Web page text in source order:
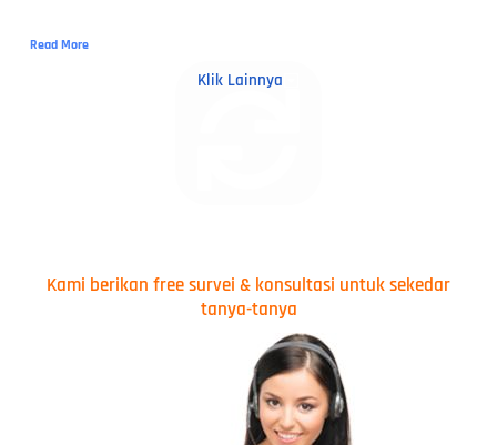
Read More
Klik Lainnya
Kami berikan free survei & konsultasi untuk sekedar
tanya-tanya